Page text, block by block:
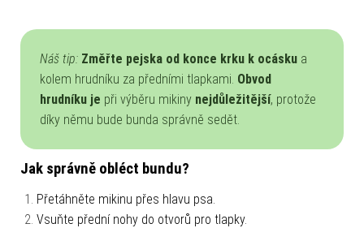
Náš tip: Změřte pejska od konce krku k ocásku a
kolem hrudníku za předními tlapkami. Obvod
hrudníku je při výběru mikiny nejdůležitější, protože
díky němu bude bunda správně sedět.
Jak správně obléct bundu?
Přetáhněte mikinu přes hlavu psa.
Vsuňte přední nohy do otvorů pro tlapky.